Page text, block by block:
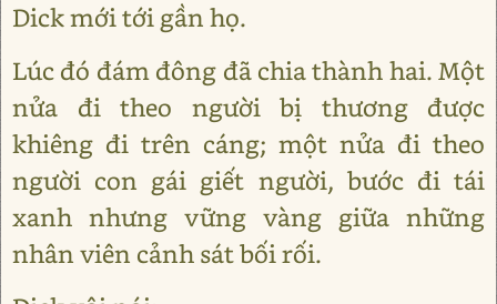
Dick mới tới gần họ.
Lúc đó đám đông đã chia thành hai. Một
nửa đi theo người bị thương được
khiêng đi trên cáng; một nửa đi theo
người con gái giết người, bước đi tái
xanh nhưng vững vàng giữa những
nhân viên cảnh sát bối rối.